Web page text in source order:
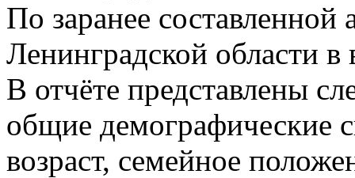
По заранее
Ленинградской области в
В отчёте представлены
общие демографические
возраст, семейное